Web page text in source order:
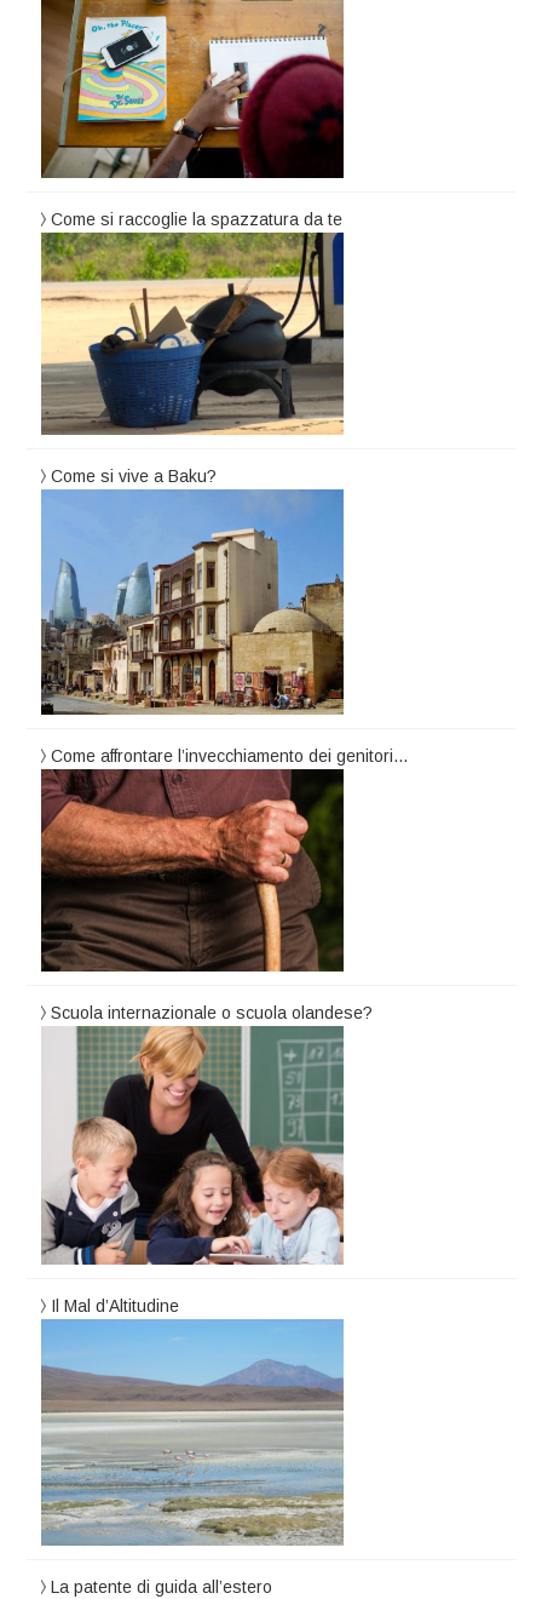
Come si raccoglie la spazzatura da te
Come si vive a Baku?
Come affrontare l’invecchiamento dei genitori…
Scuola internazionale o scuola olandese?
Il Mal d’Altitudine
La patente di guida all’estero